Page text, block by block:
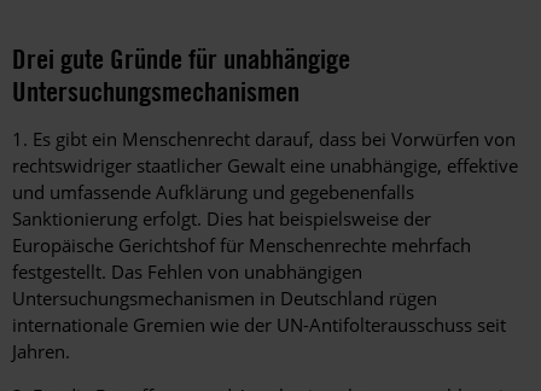
Drei gute Gründe für unabhängige
Untersuchungsmechanismen
1. Es gibt ein Menschenrecht darauf, dass bei Vorwürfen von
rechtswidriger staatlicher Gewalt eine unabhängige, effektive
und umfassende Aufklärung und gegebenenfalls
Sanktionierung erfolgt. Dies hat beispielsweise der
Europäische Gerichtshof für Menschenrechte mehrfach
festgestellt. Das Fehlen von unabhängigen
Untersuchungsmechanismen in Deutschland rügen
internationale Gremien wie der UN-Antifolterausschuss seit
Jahren.